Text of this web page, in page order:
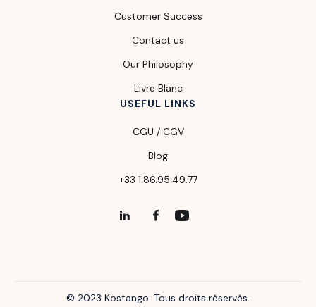
Customer Success
Contact us
Our Philosophy
Livre Blanc
USEFUL LINKS
CGU / CGV
Blog
+33 1.86.95.49.77
© 2023 Kostango. Tous droits réservés.